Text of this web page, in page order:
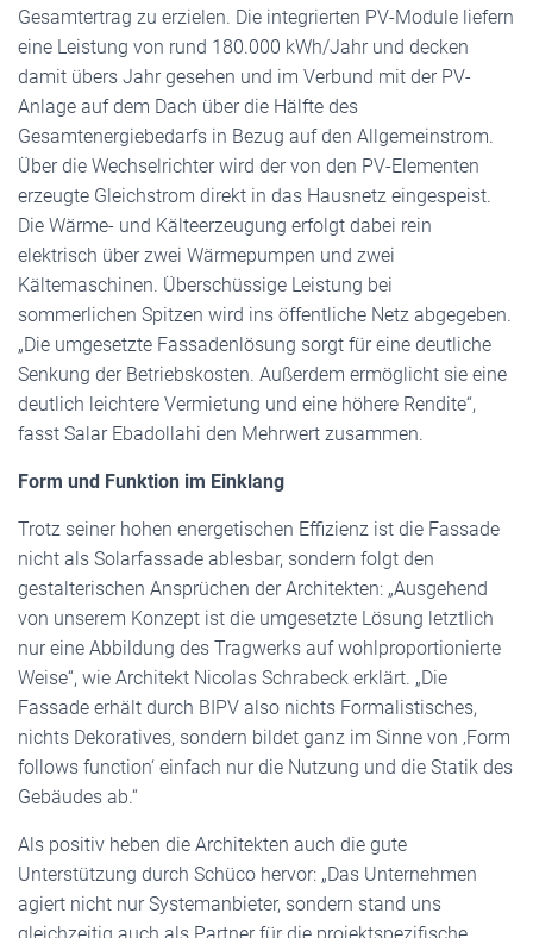
Gesamtertrag zu erzielen. Die integrierten PV-Module liefern
eine Leistung von rund 180.000 kWh/Jahr und decken
damit übers Jahr gesehen und im Verbund mit der PV-
Anlage auf dem Dach über die Hälfte des
Gesamtenergiebedarfs in Bezug auf den Allgemeinstrom.
Über die Wechselrichter wird der von den PV-Elementen
erzeugte Gleichstrom direkt in das Hausnetz eingespeist.
Die Wärme- und Kälteerzeugung erfolgt dabei rein
elektrisch über zwei Wärmepumpen und zwei
Kältemaschinen. Überschüssige Leistung bei
sommerlichen Spitzen wird ins öffentliche Netz abgegeben.
„Die umgesetzte Fassadenlösung sorgt für eine deutliche
Senkung der Betriebskosten. Außerdem ermöglicht sie eine
deutlich leichtere Vermietung und eine höhere Rendite“,
fasst Salar Ebadollahi den Mehrwert zusammen.
Form und Funktion im Einklang
Trotz seiner hohen energetischen Effizienz ist die Fassade
nicht als Solarfassade ablesbar, sondern folgt den
gestalterischen Ansprüchen der Architekten: „Ausgehend
von unserem Konzept ist die umgesetzte Lösung letztlich
nur eine Abbildung des Tragwerks auf wohlproportionierte
Weise“, wie Architekt Nicolas Schrabeck erklärt. „Die
Fassade erhält durch BIPV also nichts Formalistisches,
nichts Dekoratives, sondern bildet ganz im Sinne von ‚Form
follows function‘ einfach nur die Nutzung und die Statik des
Gebäudes ab.“
Als positiv heben die Architekten auch die gute
Unterstützung durch Schüco hervor: „Das Unternehmen
agiert nicht nur Systemanbieter, sondern stand uns